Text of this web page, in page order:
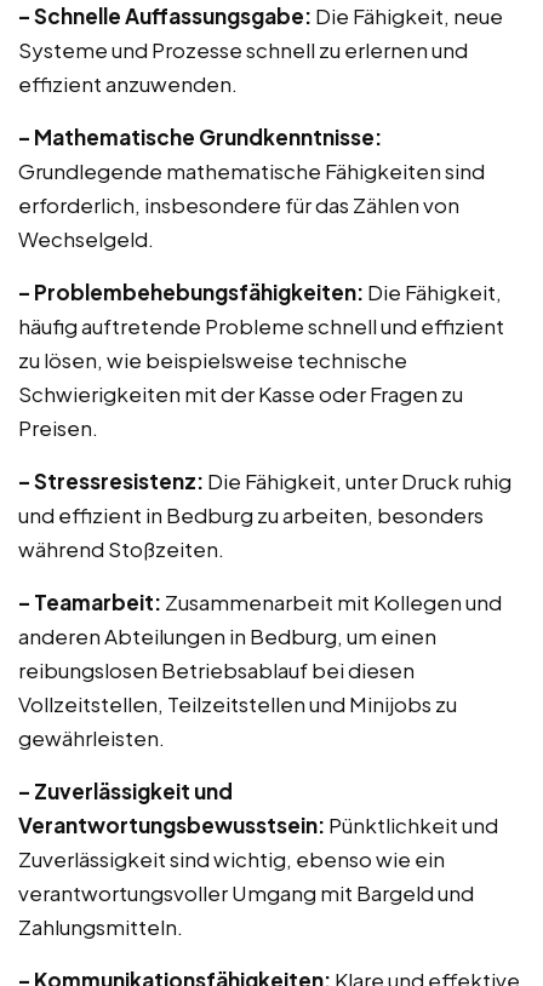
– Schnelle Auffassungsgabe: Die Fähigkeit, neue
Systeme und Prozesse schnell zu erlernen und
effizient anzuwenden.
– Mathematische Grundkenntnisse:
Grundlegende mathematische Fähigkeiten sind
erforderlich, insbesondere für das Zählen von
Wechselgeld.
– Problembehebungsfähigkeiten: Die Fähigkeit,
häufig auftretende Probleme schnell und effizient
zu lösen, wie beispielsweise technische
Schwierigkeiten mit der Kasse oder Fragen zu
Preisen.
– Stressresistenz: Die Fähigkeit, unter Druck ruhig
und effizient in Bedburg zu arbeiten, besonders
während Stoßzeiten.
– Teamarbeit: Zusammenarbeit mit Kollegen und
anderen Abteilungen in Bedburg, um einen
reibungslosen Betriebsablauf bei diesen
Vollzeitstellen, Teilzeitstellen und Minijobs zu
gewährleisten.
– Zuverlässigkeit und
Verantwortungsbewusstsein: Pünktlichkeit und
Zuverlässigkeit sind wichtig, ebenso wie ein
verantwortungsvoller Umgang mit Bargeld und
Zahlungsmitteln.
– Kommunikationsfähigkeiten: Klare und effektive